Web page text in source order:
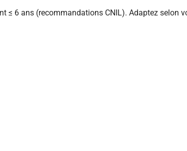
≤ 6 ans (recommandations CNIL). Adaptez selon